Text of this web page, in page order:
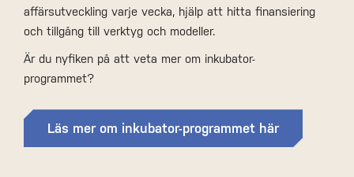
affärsutveckling varje vecka, hjälp att hitta finansiering
och tillgång till verktyg och modeller.
Är du nyfiken på att veta mer om inkubator-
programmet?
Läs mer om inkubator-programmet här